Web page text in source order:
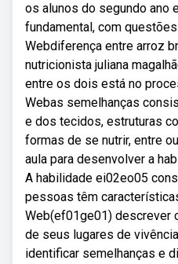
os alunos do segundo ano
fundamental, com
Webdiferença entre arroz
nutricionista juliana
entre os dois está no
Webas semelhanças
e dos tecidos, estruturas
formas de se nutrir, entre
aula para desenvolver a
A habilidade ei02eo05
pessoas têm
Web(ef01ge01) descrever
de seus lugares de
identificar semelhanças e